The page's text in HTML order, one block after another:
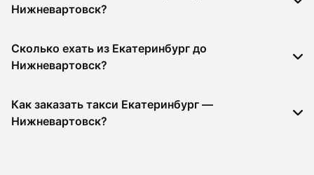
Нижневартовск?
Сколько ехать из Екатеринбург до
Нижневартовск?
Как заказать такси Екатеринбург —
Нижневартовск?